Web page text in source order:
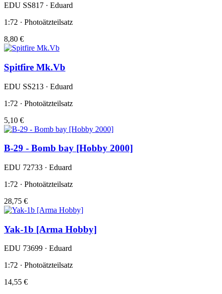
EDU SS817 · Eduard
1:72 · Photoätzteilsatz
8,80 €
Spitfire Mk.Vb
EDU SS213 · Eduard
1:72 · Photoätzteilsatz
5,10 €
B-29 - Bomb bay [Hobby 2000]
EDU 72733 · Eduard
1:72 · Photoätzteilsatz
28,75 €
Yak-1b [Arma Hobby]
EDU 73699 · Eduard
1:72 · Photoätzteilsatz
14,55 €